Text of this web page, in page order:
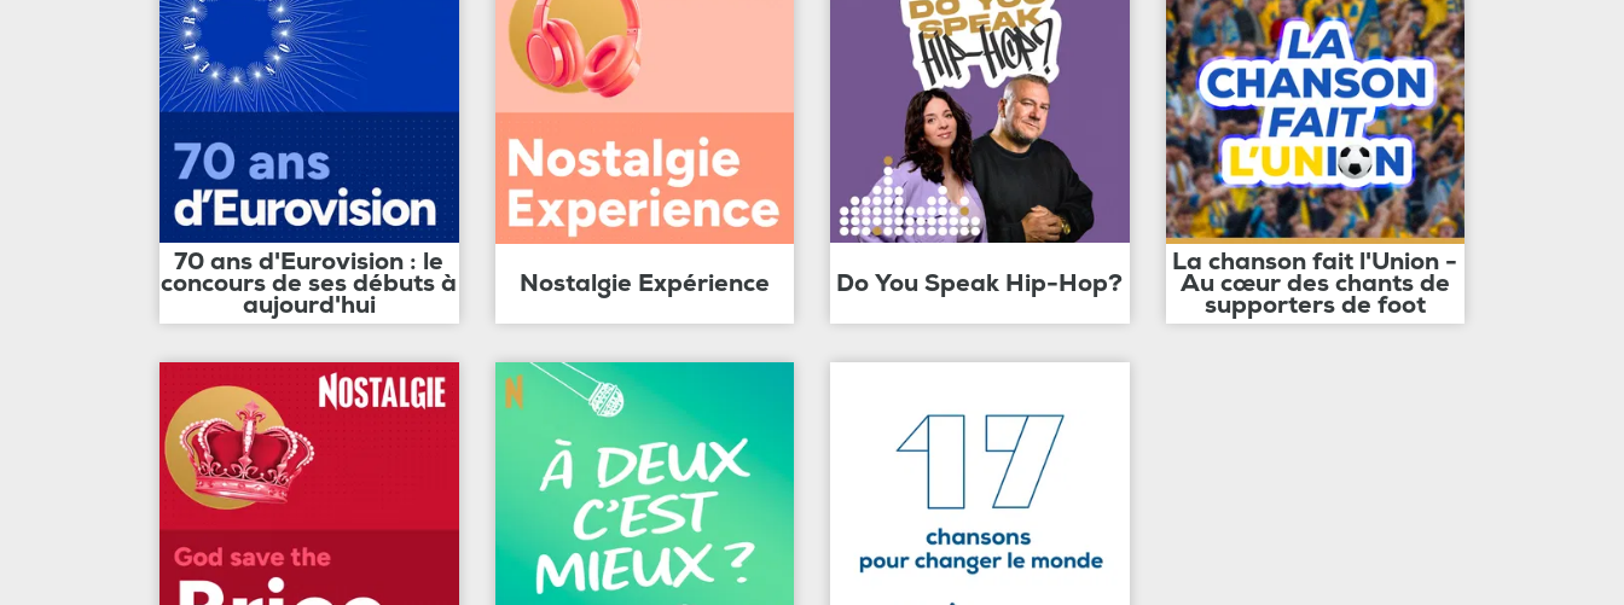
70 ans d'Eurovision : le
concours de ses débuts à
aujourd'hui
Nostalgie Expérience Do You Speak Hip-Hop?
La chanson fait l'Union -
Au cœur des chants de
supporters de foot